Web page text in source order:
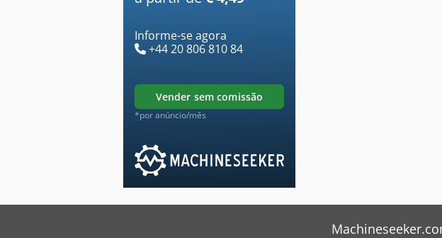
Informe-se agora
+44 20 806 810 84
vender sem comissão
*por anúncio/mês